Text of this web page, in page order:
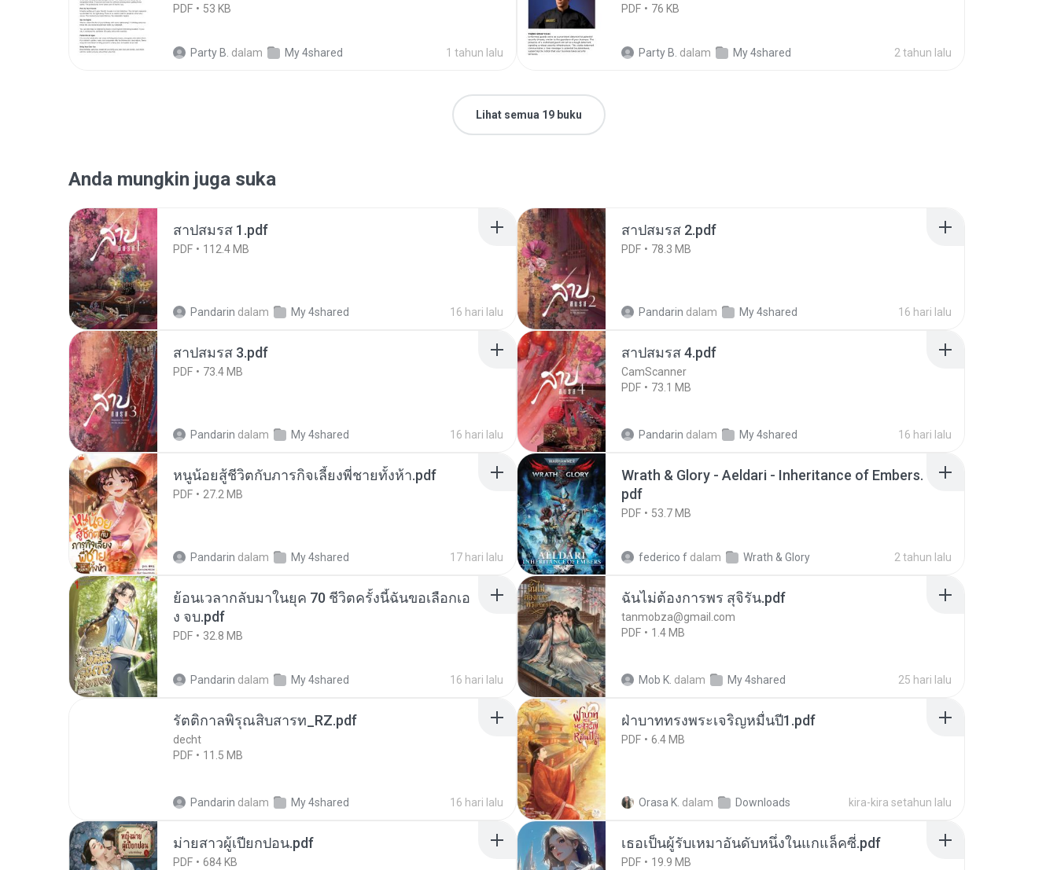
PDF 53 KB
Party B. dalam My 4shared 1 tahun lalu
PDF 76 KB
Party B. dalam My 4shared 2 tahun lalu
Lihat semua 19 buku
Anda mungkin juga suka
สาปสมรส 1.pdf
PDF 112.4 MB
Pandarin dalam My 4shared 16 hari lalu
สาปสมรส 2.pdf
PDF 78.3 MB
Pandarin dalam My 4shared 16 hari lalu
สาปสมรส 3.pdf
PDF 73.4 MB
Pandarin dalam My 4shared 16 hari lalu
สาปสมรส 4.pdf
CamScanner
PDF
73.1 MB
Pandarin dalam My 4shared 16 hari lalu
หนูน้อยสู้ชีวิตกับภารกิจเลี้ยงพี่ชายทั้งห้า.pdf
PDF 27.2 MB
Pandarin dalam My 4shared 17 hari lalu
Wrath & Glory - Aeldari - Inheritance of Embers.
pdf
PDF 53.7 MB
federico f dalam Wrath & Glory 2 tahun lalu
ย้อนเวลากลับมาในยุค 70 ชีวิตครั้งนี้ฉันขอเลือกเอ
ง จบ.pdf
PDF 32.8 MB
Pandarin dalam My 4shared 16 hari lalu
ฉันไม่ต้องการพร สุจิรัน.pdf
tanmobza@gmail.com
PDF
1.4 MB
Mob K. dalam My 4shared 25 hari lalu
รัตติกาลพิรุณสิบสารท_RZ.pdf
decht
PDF
11.5 MB
Pandarin dalam My 4shared 16 hari lalu
ฝ่าบาททรงพระเจริญหมื่นปี1.pdf
PDF 6.4 MB
Orasa K. dalam Downloads kira-kira setahun lalu
ม่ายสาวผู้เปียกปอน.pdf
PDF 684 KB
เธอเป็นผู้รับเหมาอันดับหนึ่งในแกแล็คซี่.pdf
PDF 19.9 MB